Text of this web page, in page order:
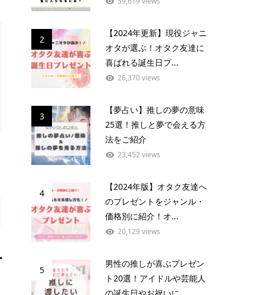
2
【2024年更新】現役ジャニ
オタが選ぶ！オタク友達に
喜ばれる誕生日プ...
26,370 views
3
【夢占い】推しの夢の意味
25選！推しと夢で会える方
法をご紹介
23,452 views
4
【2024年版】オタク友達へ
のプレゼントをジャンル・
価格別に紹介！オ...
20,129 views
5
男性の推しが喜ぶプレゼン
ト20選！アイドルや芸能人